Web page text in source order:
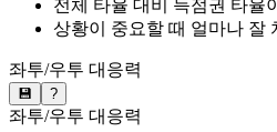
전체 타율 대비 득점권 타율
상황이 중요할 때 얼마나 잘
좌투/우투 대응력
💾 ?
좌투/우투 대응력